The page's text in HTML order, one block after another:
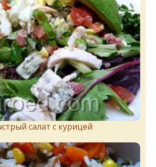
салат с курицей